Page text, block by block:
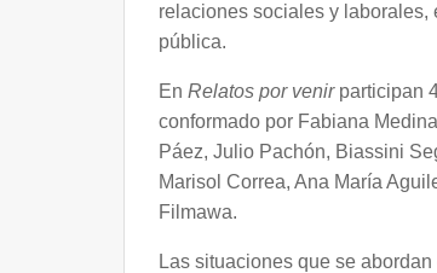
relaciones sociales y
pública.
En Relatos por venir participan
conformado por Fabiana
Páez, Julio Pachón, Biassini
Marisol Correa, Ana María
Filmawa.
Las situaciones que se